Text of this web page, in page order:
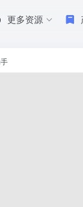
更多资源
缩，可精确控制照片